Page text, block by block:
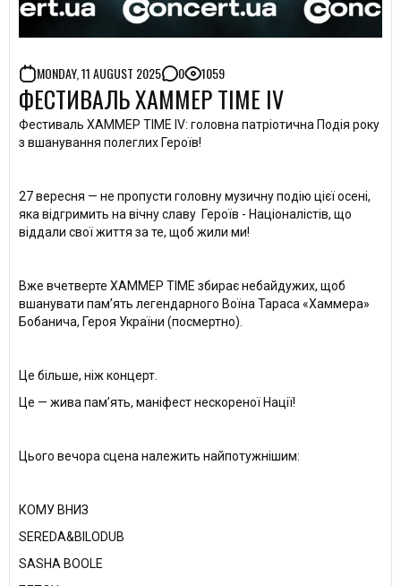
MONDAY, 11 AUGUST 2025 0 1059
ФЕСТИВАЛЬ ХАММЕР TIME IV
Фестиваль ХАММЕР TIME IV: головна патріотична Подія року
з вшанування полеглих Героїв!
27 вересня — не пропусти головну музичну подію цієї осені,
яка відгримить на вічну славу Героїв - Націоналістів, що
віддали свої життя за те, щоб жили ми!
Вже вчетверте ХАММЕР TIME збирає небайдужих, щоб
вшанувати памʼять легендарного Воїна Тараса «Хаммера»
Бобанича, Героя України (посмертно).
Це більше, ніж концерт.
Це — жива памʼять, маніфест нескореної Нації!
Цього вечора сцена належить найпотужнішим:
КОМУ ВНИЗ
SEREDA&BILODUB
SASHA BOOLE